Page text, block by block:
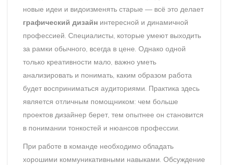
новые идеи и видоизменять старые — всё это делает
графический дизайн интересной и динамичной
профессией. Специалисты, которые умеют выходить
за рамки обычного, всегда в цене. Однако одной
только креативности мало, важно уметь
анализировать и понимать, каким образом работа
будет восприниматься аудиториями. Практика здесь
является отличным помощником: чем больше
проектов дизайнер берет, тем опытнее он становится
в понимании тонкостей и нюансов профессии.
При работе в команде необходимо обладать
хорошими коммуникативными навыками. Обсуждение